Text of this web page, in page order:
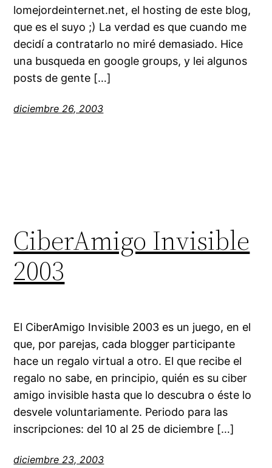
lomejordeinternet.net, el hosting de este blog,
que es el suyo ;) La verdad es que cuando me
decidí a contratarlo no miré demasiado. Hice
una busqueda en google groups, y lei algunos
posts de gente […]
diciembre 26, 2003
CiberAmigo Invisible
2003
El CiberAmigo Invisible 2003 es un juego, en el
que, por parejas, cada blogger participante
hace un regalo virtual a otro. El que recibe el
regalo no sabe, en principio, quién es su ciber
amigo invisible hasta que lo descubra o éste lo
desvele voluntariamente. Periodo para las
inscripciones: del 10 al 25 de diciembre […]
diciembre 23, 2003